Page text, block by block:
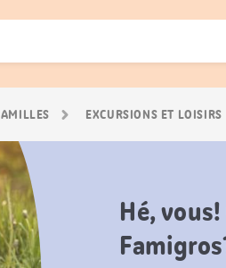
EXCURSIONS ET LOISIRS
Hé,